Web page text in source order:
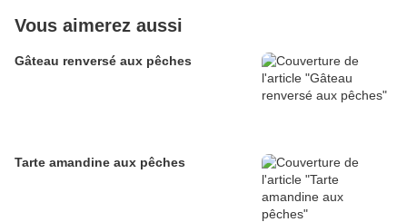
Vous aimerez aussi
Gâteau renversé aux pêches
Tarte amandine aux pêches